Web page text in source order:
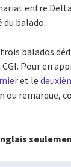
entre
balado.
balados
Pour en
et le
ou remarque,